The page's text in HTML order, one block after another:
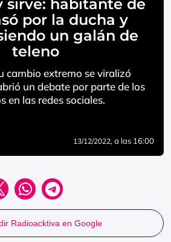
sirve: habitante de
por la ducha y
un galán de
teleno
cambio extremo se viralizó
un debate por parte de los
en las redes sociales.
13/12/2022, a las 16:00
Radioacktiva en Google